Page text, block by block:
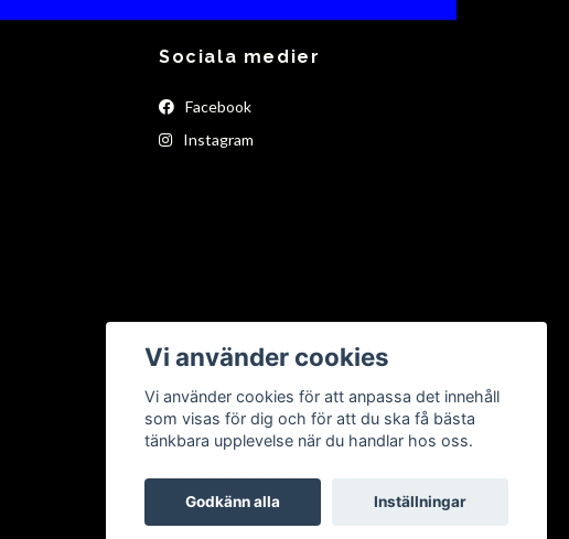
Sociala medier
Facebook
Instagram
Vi använder cookies
Vi använder cookies för att anpassa det innehåll
som visas för dig och för att du ska få bästa
tänkbara upplevelse när du handlar hos oss.
Godkänn alla Inställningar